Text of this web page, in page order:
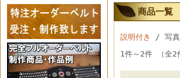
商品一覧
説明付き
/ 写真
1件～2件 （全2